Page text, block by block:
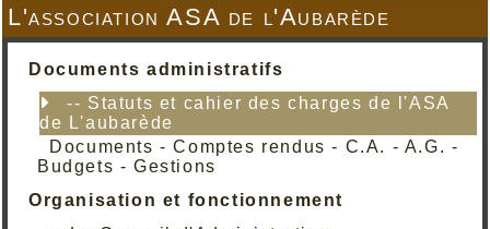
L'association ASA de l'Aubarède
Documents administratifs
-- Statuts et cahier des charges de l'ASA
de L'aubarède
Documents - Comptes rendus - C.A. - A.G. -
Budgets - Gestions
Organisation et fonctionnement